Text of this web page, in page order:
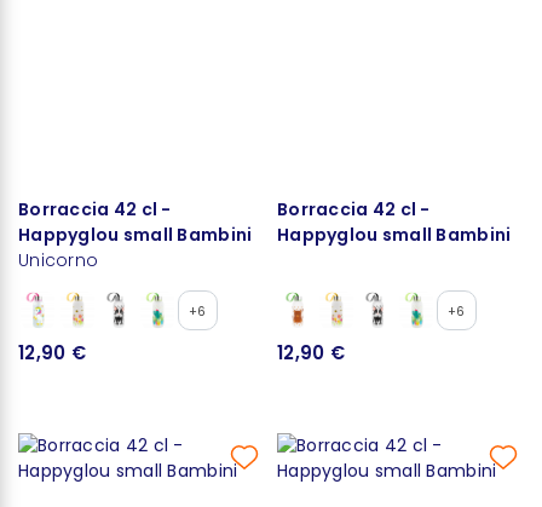
Borraccia 42 cl -
Happyglou small Bambini
Unicorno
+6
12,90 €
Borraccia 42 cl -
Happyglou small Bambini
+6
12,90 €